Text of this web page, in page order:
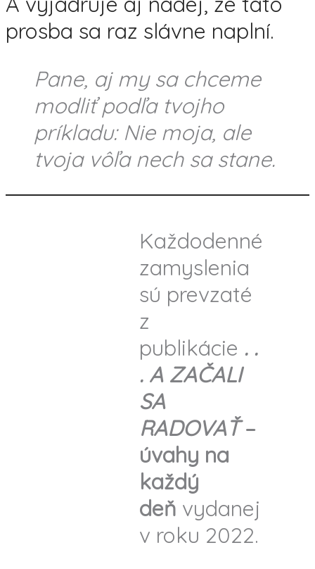
prosba sa raz slávne naplní.
Pane, aj my sa chceme
modliť podľa tvojho
príkladu: Nie moja, ale
tvoja vôľa nech sa stane.
Každodenné
zamyslenia
sú prevzaté
z
publikácie . .
. A ZAČALI
SA
RADOVAŤ –
úvahy na
každý
deň vydanej
v roku 2022.